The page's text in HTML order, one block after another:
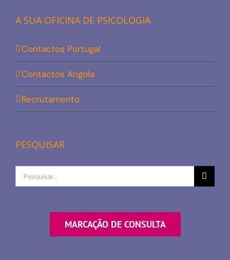
A SUA OFICINA DE PSICOLOGIA
Contactos Portugal
Contactos Angola
Recrutamento
PESQUISAR
Procurar
por
MARCAÇÃO DE CONSULTA